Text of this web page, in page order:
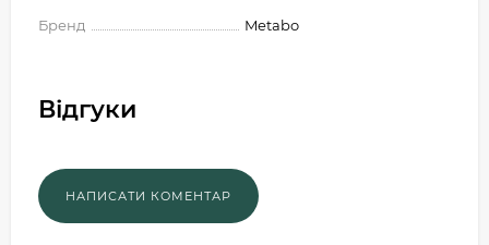
Бренд Metabo
Відгуки